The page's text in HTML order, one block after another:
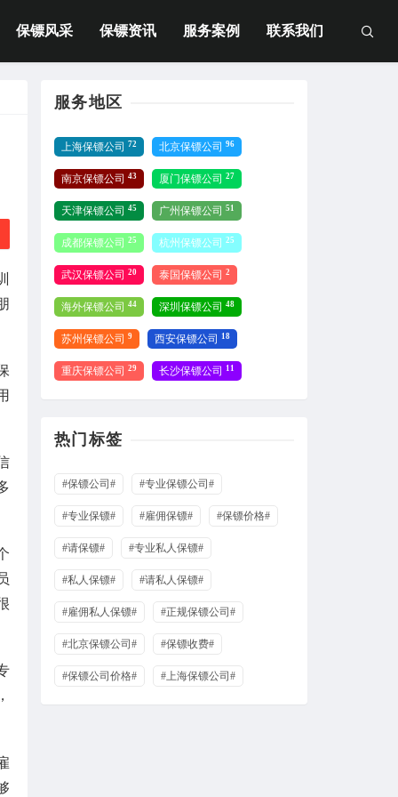
保镖风采 保镖资讯 服务案例 联系我们
服务地区
上海保镖公司 72 北京保镖公司 96
南京保镖公司 43 厦门保镖公司 27
天津保镖公司 45 广州保镖公司 51
成都保镖公司 25 杭州保镖公司 25
武汉保镖公司 20 泰国保镖公司 2
海外保镖公司 44 深圳保镖公司 48
苏州保镖公司 9 西安保镖公司 18
重庆保镖公司 29 长沙保镖公司 11
热门标签
#保镖公司# #专业保镖公司#
#专业保镖# #雇佣保镖# #保镖价格#
#请保镖# #专业私人保镖#
#私人保镖# #请私人保镖#
#雇佣私人保镖# #正规保镖公司#
#北京保镖公司# #保镖收费#
#保镖公司价格# #上海保镖公司#